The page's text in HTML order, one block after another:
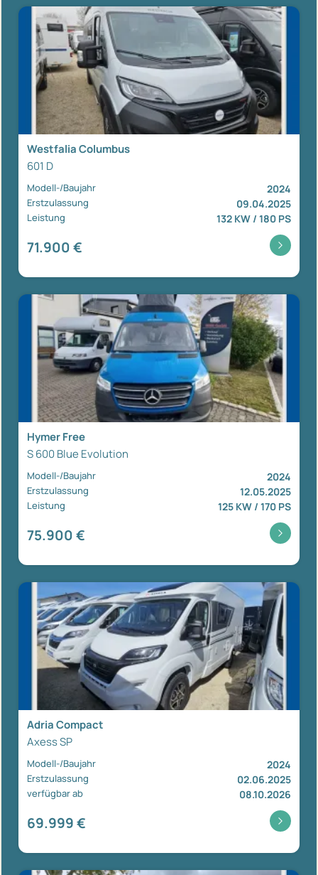
Westfalia Columbus
601 D
Modell-/Baujahr 2024
Erstzulassung 09.04.2025
Leistung 132 KW / 180 PS
71.900 €
Hymer Free
S 600 Blue Evolution
Modell-/Baujahr 2024
Erstzulassung 12.05.2025
Leistung 125 KW / 170 PS
75.900 €
Adria Compact
Axess SP
Modell-/Baujahr 2024
Erstzulassung 02.06.2025
verfügbar ab 08.10.2026
69.999 €